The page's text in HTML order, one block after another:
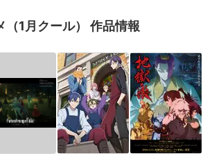
1月クール） 作品情報